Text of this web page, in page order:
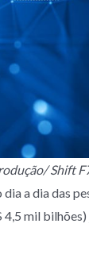
Shift
a dia das
mil